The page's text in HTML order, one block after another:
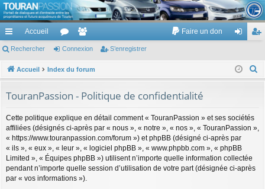
TouranPassion
Le forum des propriétaires ou futurs acquéreurs du Volkswagen Touran
cc
ès
de
Accueil
or
u
e
m
Faire un don
ne nr
re
Rechercher Connexion S’enregistrer
Accueil Index du forum
e
TouranPassion - Politique de confidentialité
Cette politique explique en détail comment « TouranPassion » et ses sociétés
affiliées (désignés ci-après par « nous », « notre », « nos », « TouranPassion »,
« https://www.touranpassion.com/forum ») et phpBB (désigné ci-après par
« ils », « eux », « leur », « logiciel phpBB », « www.phpbb.com », « phpBB
Limited », « Équipes phpBB ») utilisent n’importe quelle information collectée
pendant n’importe quelle session d’utilisation de votre part (désignée ci-après
par « vos informations »).